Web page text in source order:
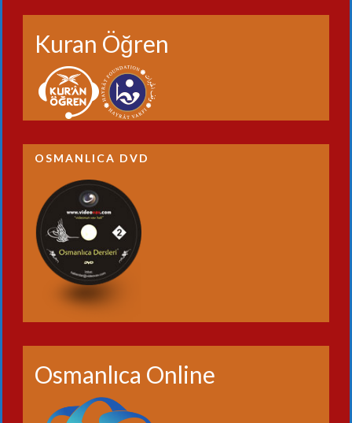
Kuran Öğren
OSMANLICA DVD
Osmanlıca Online